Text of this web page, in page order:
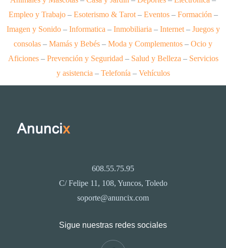
Empleo y Trabajo– Esoterismo & Tarot– Eventos– Formación –
Imagen y Sonido– Informatica – Inmobiliaria – Internet– Juegos y
consolas – Mamás y Bebés – Moda y Complementos – Ocio y
Aficiones– Prevención y Seguridad – Salud y Belleza – Servicios
y asistencia – Telefonía – Vehículos
608.55.75.95
C/ Felipe 11, 108, Yuncos, Toledo
soporte@anuncix.com
Sigue nuestras redes sociales